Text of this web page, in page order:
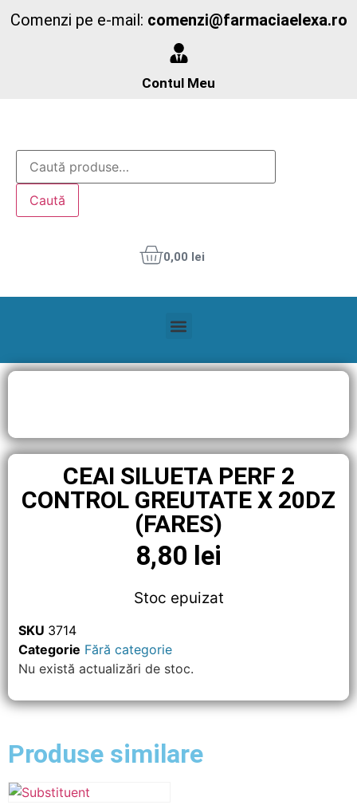
Comenzi pe e-mail: comenzi@farmaciaelexa.ro
Contul Meu
Caută
0,00 lei
CEAI SILUETA PERF 2
CONTROL GREUTATE X 20DZ
(FARES)
8,80 lei
Stoc epuizat
SKU 3714
Categorie Fără categorie
Nu există actualizări de stoc.
Produse similare